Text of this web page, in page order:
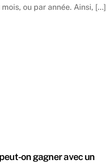
ou par année. Ainsi, […]
on gagner avec un